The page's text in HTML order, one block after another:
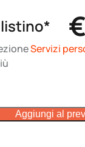
€
Servizi
Aggiungi al